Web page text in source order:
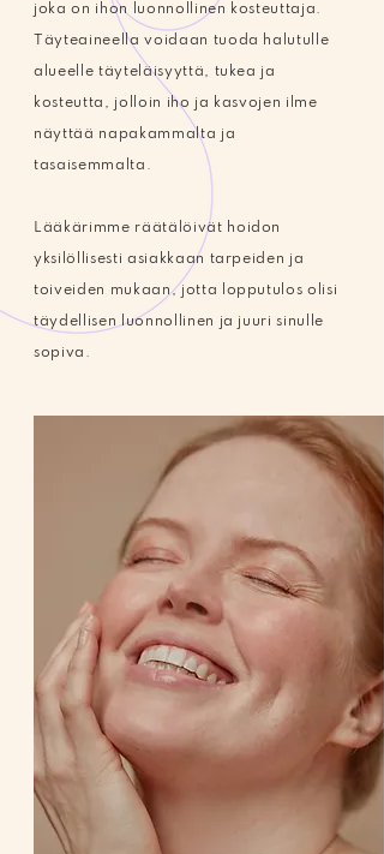
joka on ihon luonnollinen kosteuttaja.
Täyteaineella voidaan tuoda halutulle
alueelle täyteläisyyttä, tukea ja
kosteutta, jolloin iho ja kasvojen ilme
näyttää napakammalta ja
tasaisemmalta.
Lääkärimme räätälöivät hoidon
yksilöllisesti asiakkaan tarpeiden ja
toiveiden mukaan, jotta lopputulos olisi
täydellisen luonnollinen ja juuri sinulle
sopiva.